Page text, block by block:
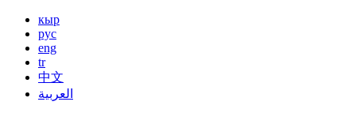
кыр
рус
eng
tr
中文
العربية